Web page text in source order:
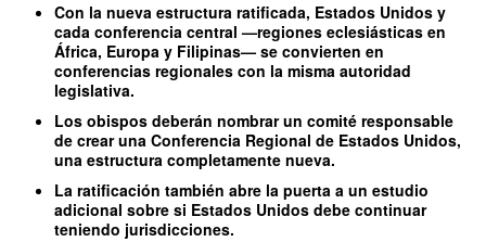
Con la nueva estructura ratificada, Estados Unidos y
cada conferencia central —regiones eclesiásticas en
África, Europa y Filipinas— se convierten en
conferencias regionales con la misma autoridad
legislativa.
Los obispos deberán nombrar un comité responsable
de crear una Conferencia Regional de Estados Unidos,
una estructura completamente nueva.
La ratificación también abre la puerta a un estudio
adicional sobre si Estados Unidos debe continuar
teniendo jurisdicciones.